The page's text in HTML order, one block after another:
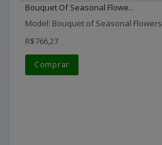
Bouquet Of Seasonal Flowe..
Model: Bouquet of Seasonal Flowers
R$766,27
Comprar